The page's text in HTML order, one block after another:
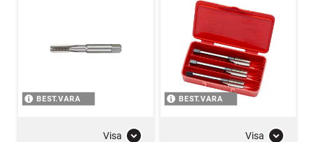
BEST.VARA
Visa
BEST.VARA
Visa